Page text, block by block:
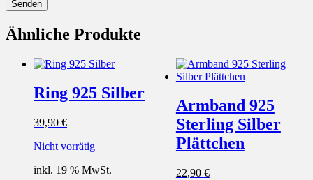
Ähnliche Produkte
Ring 925 Silber
39,90 €
Nicht vorrätig
inkl. 19 % MwSt.
Armband 925
Sterling Silber
Plättchen
22,90 €